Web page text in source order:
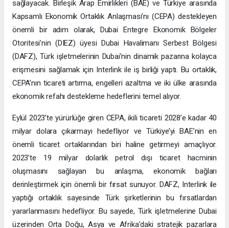
sağlayacak. Birleşik Arap Emirlikleri (BAE) ve Türkiye arasında
Kapsamlı Ekonomik Ortaklık Anlaşması’nı (CEPA) destekleyen
önemli bir adım olarak, Dubai Entegre Ekonomik Bölgeler
Otoritesi’nin (DIEZ) üyesi Dubai Havalimanı Serbest Bölgesi
(DAFZ), Türk işletmelerinin Dubai’nin dinamik pazarına kolayca
erişmesini sağlamak için Interlink ile iş birliği yaptı. Bu ortaklık,
CEPA’nın ticareti artırma, engelleri azaltma ve iki ülke arasında
ekonomik refahı destekleme hedeflerini temel alıyor.
Eylül 2023’te yürürlüğe giren CEPA, ikili ticareti 2028’e kadar 40
milyar dolara çıkarmayı hedefliyor ve Türkiye’yi BAE’nin en
önemli ticaret ortaklarından biri haline getirmeyi amaçlıyor.
2023’te 19 milyar dolarlık petrol dışı ticaret hacminin
oluşmasını sağlayan bu anlaşma, ekonomik bağları
derinleştirmek için önemli bir fırsat sunuyor. DAFZ, Interlink ile
yaptığı ortaklık sayesinde Türk şirketlerinin bu fırsatlardan
yararlanmasını hedefliyor. Bu sayede, Türk işletmelerine Dubai
üzerinden Orta Doğu, Asya ve Afrika’daki stratejik pazarlara